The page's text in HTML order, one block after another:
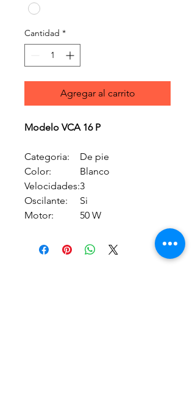
Cantidad *
Agregar al carrito
Modelo VCA 16 P
Categoria:
De pie
Color:
Blanco
Velocidades:3
Oscilante:
Si
Motor:
50 W